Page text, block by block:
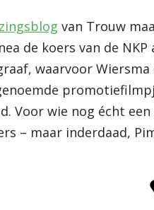
van Trouw
de koers van de
waarvoor
Voor wie nog écht
– maar inderdaad,